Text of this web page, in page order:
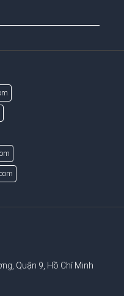
Quận 9, Hồ Chí Minh